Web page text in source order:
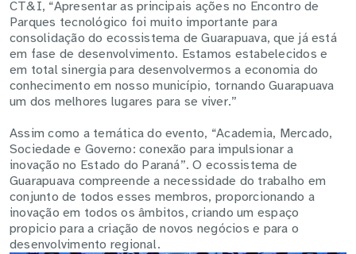
CT&I, “Apresentar as principais ações no Encontro de
Parques tecnológico foi muito importante para
consolidação do ecossistema de Guarapuava, que já está
em fase de desenvolvimento. Estamos estabelecidos e
em total sinergia para desenvolvermos a economia do
conhecimento em nosso município, tornando Guarapuava
um dos melhores lugares para se viver.”
Assim como a temática do evento, “Academia, Mercado,
Sociedade e Governo: conexão para impulsionar a
inovação no Estado do Paraná”. O ecossistema de
Guarapuava compreende a necessidade do trabalho em
conjunto de todos esses membros, proporcionando a
inovação em todos os âmbitos, criando um espaço
propicio para a criação de novos negócios e para o
desenvolvimento regional.